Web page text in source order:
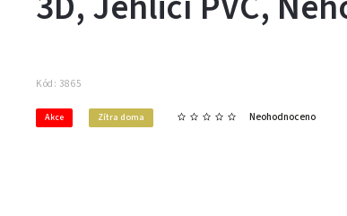
Kód: 3865
Akce Zítra doma Neohodnoceno